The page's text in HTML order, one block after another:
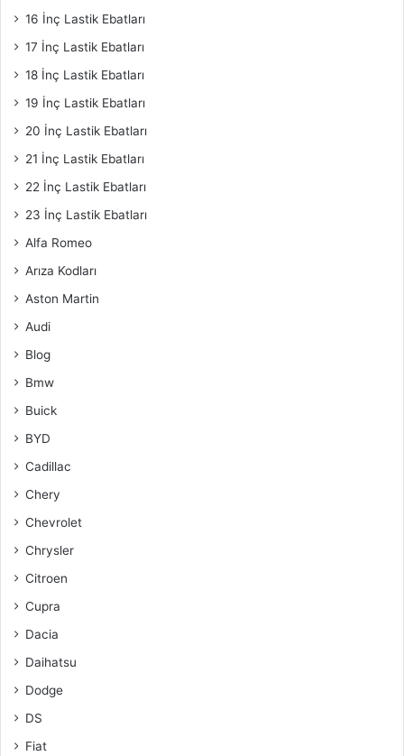
16 İnç Lastik Ebatları
17 İnç Lastik Ebatları
18 İnç Lastik Ebatları
19 İnç Lastik Ebatları
20 İnç Lastik Ebatları
21 İnç Lastik Ebatları
22 İnç Lastik Ebatları
23 İnç Lastik Ebatları
Alfa Romeo
Arıza Kodları
Aston Martin
Audi
Blog
Bmw
Buick
BYD
Cadillac
Chery
Chevrolet
Chrysler
Citroen
Cupra
Dacia
Daihatsu
Dodge
DS
Fiat